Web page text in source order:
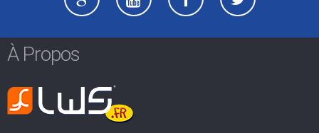
À Propos